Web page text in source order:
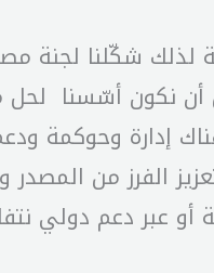
لذلك شكّلنا لجنة
أن نكون أسّسنا
وحوكمة
الفرز من
أو عبر دعم دولي